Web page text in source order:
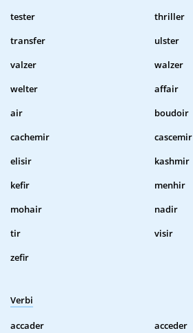
tester
thriller
transfer
ulster
valzer
walzer
welter
affair
air
boudoir
cachemir
cascemir
elisir
kashmir
kefir
menhir
mohair
nadir
tir
visir
zefir
Verbi
accader
acceder